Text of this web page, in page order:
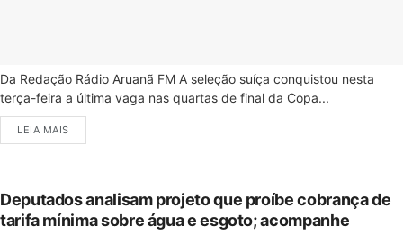
Da Redação Rádio Aruanã FM A seleção suíça conquistou nesta
terça-feira a última vaga nas quartas de final da Copa...
LEIA MAIS
Deputados analisam projeto que proíbe cobrança de
tarifa mínima sobre água e esgoto; acompanhe